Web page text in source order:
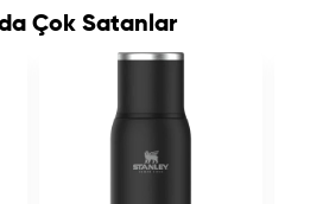
Çok Satanlar